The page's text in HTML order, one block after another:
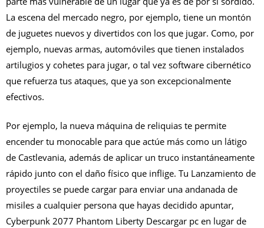
La escena del mercado negro, por ejemplo, tiene un montón
de juguetes nuevos y divertidos con los que jugar. Como, por
ejemplo, nuevas armas, automóviles que tienen instalados
artilugios y cohetes para jugar, o tal vez software cibernético
que refuerza tus ataques, que ya son excepcionalmente
efectivos.
Por ejemplo, la nueva máquina de reliquias te permite
encender tu monocable para que actúe más como un látigo
de Castlevania, además de aplicar un truco instantáneamente
rápido junto con el daño físico que inflige. Tu Lanzamiento de
proyectiles se puede cargar para enviar una andanada de
misiles a cualquier persona que hayas decidido apuntar,
Cyberpunk 2077 Phantom Liberty Descargar pc en lugar de